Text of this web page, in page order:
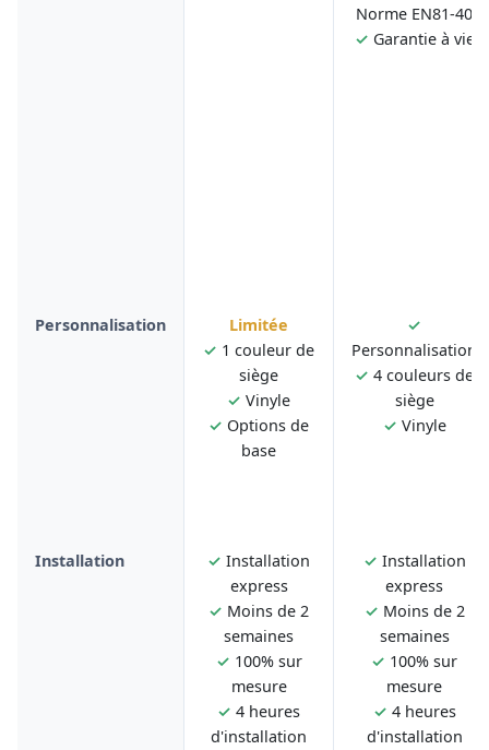
Norme EN81-40
✓ Garantie à vie
Personnalisation
Limitée
✓ 1 couleur de
siège
✓ Vinyle
✓ Options de
base
✓
Personnalisation
✓ 4 couleurs de
siège
✓ Vinyle
Installation ✓ Installation
express
✓ Moins de 2
semaines
✓ 100% sur
mesure
✓ 4 heures
d'installation
✓ Installation
express
✓ Moins de 2
semaines
✓ 100% sur
mesure
✓ 4 heures
d'installation